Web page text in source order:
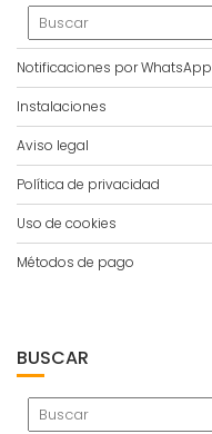
Notificaciones por WhatsApp
Instalaciones
Aviso legal
Política de privacidad
Uso de cookies
Métodos de pago
BUSCAR